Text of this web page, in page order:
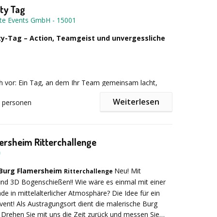
kleine Verschnaufpause zwischendurch werden
entspannen.
Des weiteren dazu buchbar:
Tag
Events GmbH - 15001
Tag – Action, Teamgeist und unvergessliche
vor: Ein Tag, an dem Ihr Team gemeinsam lacht,
Sie bei unserem Multi-Activity-Tag – ein
auf eine perfekte Mischung aus actionreichen
auf seine Kosten – egal ob Adrenalin-Fan,
Teamplayer. Gemeinsam wachsen, gemeinsam
allem: gemeinsam Spaß haben.
personen Weiterlesen
Ritterchallenge
Flamersheim Ritterchallenge Neu! Mit
3D Bogenschießen!! Wie wäre es einmal mit einer
in mittelalterlicher Atmosphäre? Die Idee für ein
Als Austragungsort dient die malerische Burg
Sie mit uns die Zeit zurück und messen Sie